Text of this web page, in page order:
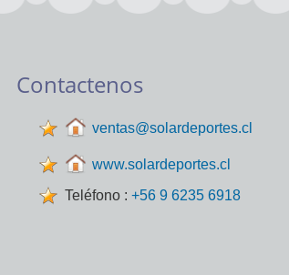
Contactenos
ventas@solardeportes.cl
www.solardeportes.cl
Teléfono : +56 9 6235 6918